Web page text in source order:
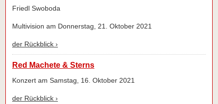
Friedl Swoboda
Multivision am Donnerstag, 21. Oktober 2021
der Rückblick ›
Red Machete & Sterns
Konzert am Samstag, 16. Oktober 2021
der Rückblick ›